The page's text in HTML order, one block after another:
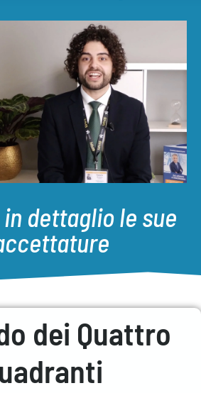
dettaglio le sue
dei Quattro